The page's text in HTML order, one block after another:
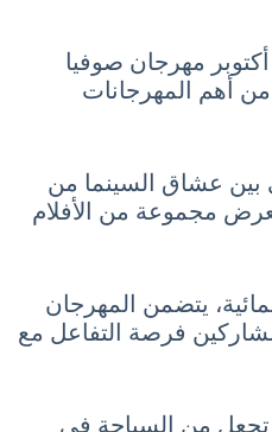
مهرجان صوفيا
من أهم المهرجانات
بين عشاق السينما من
مجموعة من الأفلام
يتضمن المهرجان
فرصة التفاعل مع
تجعل من السياحة في